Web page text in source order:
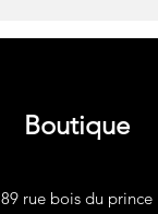
Boutique
89 rue bois du prince